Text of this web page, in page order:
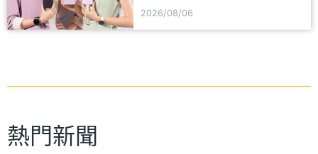
2026/08/06
熱門新聞